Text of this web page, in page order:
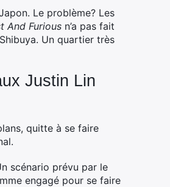
Le problème? Les
And Furious n’a pas fait
Un quartier très
Justin Lin
quitte à se faire
scénario prévu par le
engagé pour se faire